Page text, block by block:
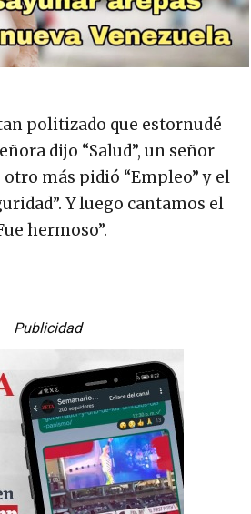
politizado que estornudé
dijo “Salud”, un señor
otro más pidió “Empleo” y el
Y luego cantamos el
hermoso”.
Publicidad